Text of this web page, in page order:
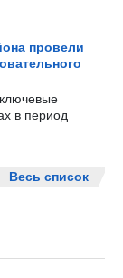
провели
в период
Весь список